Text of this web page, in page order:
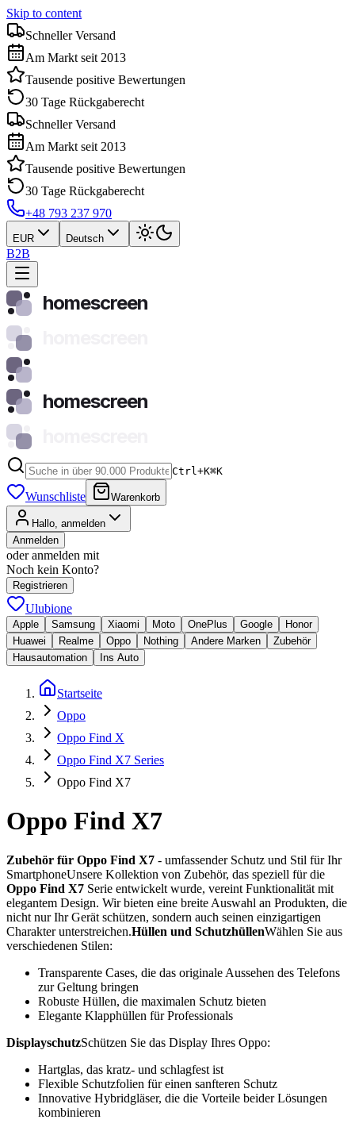
Skip to content
Schneller Versand
Am Markt seit 2013
Tausende positive Bewertungen
30 Tage Rückgaberecht
Schneller Versand
Am Markt seit 2013
Tausende positive Bewertungen
30 Tage Rückgaberecht
+48 793 237 970
EUR Deutsch
B2B
homescreen
homescreen
Ctrl+K⌘K
Wunschliste Warenkorb
Hallo, anmelden
Anmelden
oder anmelden mit
Noch kein Konto?
Registrieren
Ulubione
Apple Samsung Xiaomi Moto OnePlus Google
Honor
Huawei
Realme Oppo Nothing Andere Marken
Zubehör
Hausautomation
Ins Auto
Startseite
Oppo
Oppo Find X
Oppo Find X7 Series
Oppo Find X7
Oppo Find X7
Zubehör für Oppo Find X7 - umfassender Schutz und Stil für Ihr
SmartphoneUnsere Kollektion von Zubehör, das speziell für die
Oppo Find X7 Serie entwickelt wurde, vereint Funktionalität mit
elegantem Design. Wir bieten eine breite Auswahl an Produkten, die
nicht nur Ihr Gerät schützen, sondern auch seinen einzigartigen
Charakter unterstreichen.Hüllen und SchutzhüllenWählen Sie aus
verschiedenen Stilen:
Transparente Cases, die das originale Aussehen des Telefons
zur Geltung bringen
Robuste Hüllen, die maximalen Schutz bieten
Elegante Klapphüllen für Professionals
DisplayschutzSchützen Sie das Display Ihres Oppo:
Hartglas, das kratz- und schlagfest ist
Flexible Schutzfolien für einen sanfteren Schutz
Innovative Hybridgläser, die die Vorteile beider Lösungen
kombinieren